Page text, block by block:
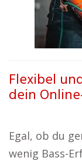
Flexibel
dein
Egal, ob du
wenig Bass-